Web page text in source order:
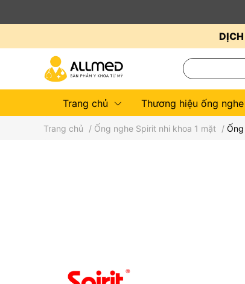
Trang chủ Thương hiệu ống nghe
Trang chủ / Ống nghe Spirit nhi khoa 1 mặt /